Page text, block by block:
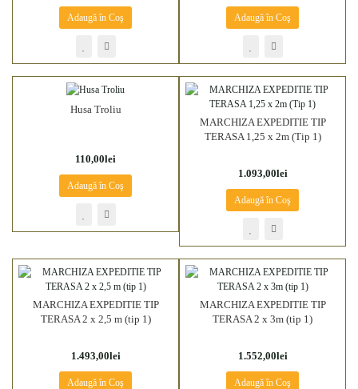
Adaugă în Coş Adaugă în Coş
Husa Troliu
110,00lei
Adaugă în Coş
MARCHIZA EXPEDITIE TIP
TERASA 1,25 x 2m (Tip 1)
1.093,00lei
Adaugă în Coş
MARCHIZA EXPEDITIE TIP
TERASA 2 x 2,5 m (tip 1)
1.493,00lei
Adaugă în Coş
MARCHIZA EXPEDITIE TIP
TERASA 2 x 3m (tip 1)
1.552,00lei
Adaugă în Coş